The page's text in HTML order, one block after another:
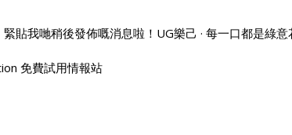
貼我哋稍後發佈嘅消息啦！UG樂己 · 每一口都是綠意
免費試用情報站